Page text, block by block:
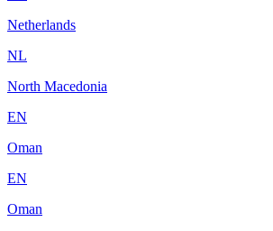
Netherlands
NL
North Macedonia
EN
Oman
EN
Oman